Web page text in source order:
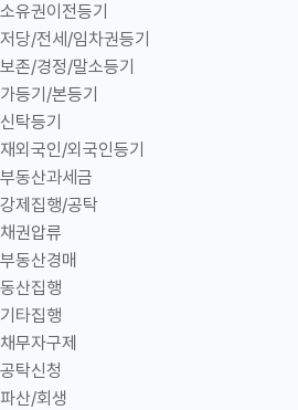
소유권이전등기
저당/전세/임차권등기
보존/경정/말소등기
가등기/본등기
신탁등기
재외국인/외국인등기
부동산과세금
강제집행/공탁
채권압류
부동산경매
동산집행
기타집행
채무자구제
공탁신청
파산/회생